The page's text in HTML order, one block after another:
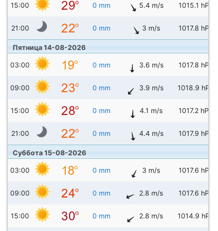
15:00 0 mm 5.4 m/s 1015.1 hPa
21:00 0 mm 3 m/s 1017.8 hPa
Пятница 14-08-2026
03:00 0 mm 3.6 m/s 1017.8 hPa
09:00 0 mm 3.9 m/s 1018.9 hPa
15:00 0 mm 4.1 m/s 1017.2 hPa
21:00 0 mm 4.4 m/s 1017.9 hPa
Суббота 15-08-2026
03:00 0 mm 3 m/s 1017.6 hPa
09:00 0 mm 2.8 m/s 1017.6 hPa
15:00 0 mm 2.8 m/s 1014.9 hPa